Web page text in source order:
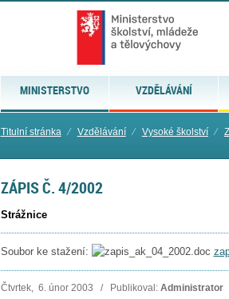
MINISTERSTVO VZDĚLÁVÁNÍ
Titulní stránka ⁄ Vzdělávání ⁄ Vysoké školství ⁄
ZÁPIS Č. 4/2002
Strážnice
Soubor ke stažení:
Čtvrtek, 6. únor 2003 / Publikoval: Administrator